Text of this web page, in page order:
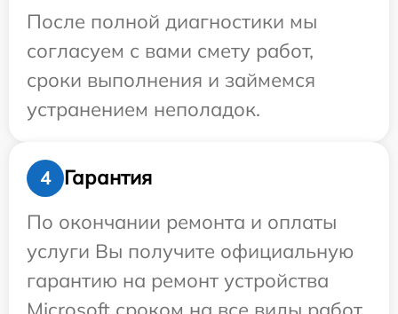
После полной диагностики мы
согласуем с вами смету работ,
сроки выполнения и займемся
устранением неполадок.
4
Гарантия
По окончании ремонта и оплаты
услуги Вы получите официальную
гарантию на ремонт устройства